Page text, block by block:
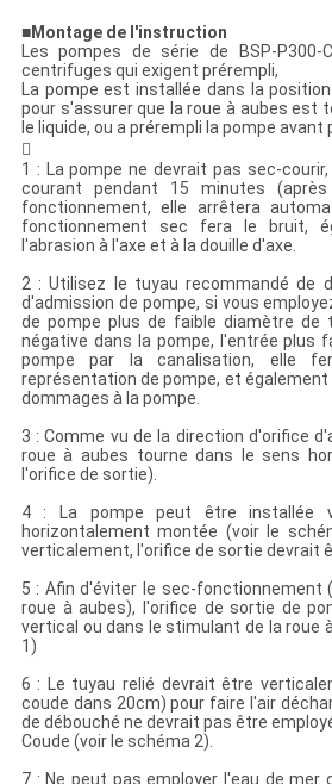
■Montage de l'instruction
Les pompes de série de BSP-P300-
centrifuges qui exigent prérempli,
La pompe est installée dans la
pour s'assurer que la roue à aubes est
le liquide, ou a prérempli la pompe

1 : La pompe ne devrait pas sec-
courant pendant 15 minutes
fonctionnement, elle arrêtera
fonctionnement sec fera le bruit,
l'abrasion à l'axe et à la douille d'axe.
2 : Utilisez le tuyau recommandé de
d'admission de pompe, si vous
de pompe plus de faible diamètre de
négative dans la pompe, l'entrée plus
pompe par la canalisation, elle
représentation de pompe, et également
dommages à la pompe.
3 : Comme vu de la direction d'orifice
roue à aubes tourne dans le sens
l'orifice de sortie).
4 : La pompe peut être installée
horizontalement montée (voir le
verticalement, l'orifice de sortie devrait
5 : Afin d'éviter le sec-fonctionnement
roue à aubes), l'orifice de sortie de
vertical ou dans le stimulant de la roue
1)
6 : Le tuyau relié devrait être
coude dans 20cm) pour faire l'air
de débouché ne devrait pas être
Coude (voir le schéma 2).
7 : Ne peut pas employer l'eau de mer